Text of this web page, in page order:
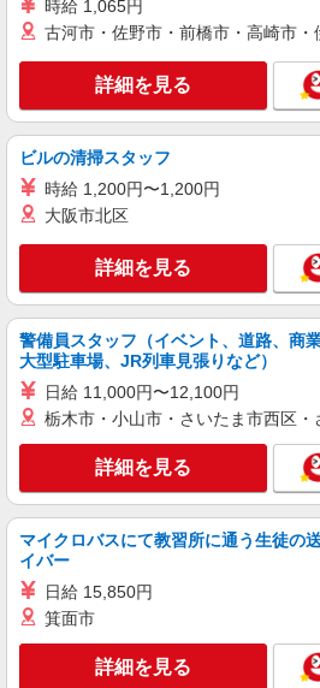
時給
熊本県熊本市中央
キープ
アルバイト パート 派遣社員
日研トータルソーシング株式会社 メディ
ス【看護助手】
時給1,300円 ★週払
幅は経験・能力による
熊本県熊本市中央
藤崎線「黒髪町」駅
OK！（規定あり）
キープ
株式会社kotrio /●KM-H-2086592
高収入を目指したい
万〜可！看護助手
時給1450円〜
キープ
時給 1,065円
古河市・佐野市・前橋市・高崎市
詳細を見る
ビルの清掃スタッフ
時給 1,200円〜1,200円
大阪市北区
詳細を見る
警備員スタッフ（イベント、道路、商業
大型駐車場、JR列車見張りなど）
日給 11,000円〜12,100円
栃木市・小山市・さいたま市西区
詳細を見る
マイクロバスにて教習所に通う生徒の
イバー
日給 15,850円
箕面市
詳細を見る